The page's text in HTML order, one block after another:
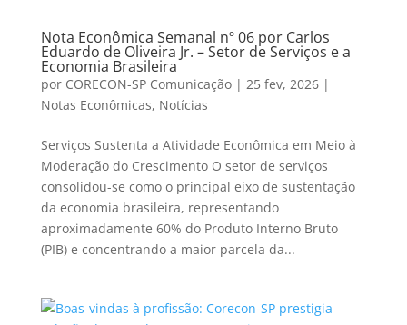
Nota Econômica Semanal nº 06 por Carlos
Eduardo de Oliveira Jr. – Setor de Serviços e a
Economia Brasileira
por CORECON-SP Comunicação| 25 fev, 2026|
Notas Econômicas, Notícias
Serviços Sustenta a Atividade Econômica em Meio à
Moderação do Crescimento O setor de serviços
consolidou-se como o principal eixo de sustentação
da economia brasileira, representando
aproximadamente 60% do Produto Interno Bruto
(PIB) e concentrando a maior parcela da...